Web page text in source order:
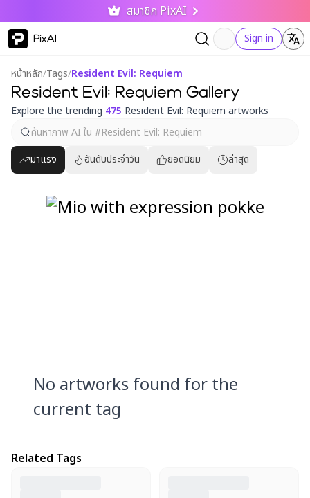
สมาชิก PixAI
PixAI Sign in
หน้าหลัก/Tags/Resident Evil: Requiem
Resident Evil: Requiem Gallery
Explore the trending 475 Resident Evil: Requiem artworks
มาแรง อันดับประจำวัน ยอดนิยม ล่าสุด
No artworks found for the
current tag
Related Tags